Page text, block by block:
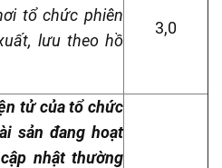
tổ chức phiên
lưu theo hồ
3,0
tử của tổ chức
sản đang hoạt
nhật thường